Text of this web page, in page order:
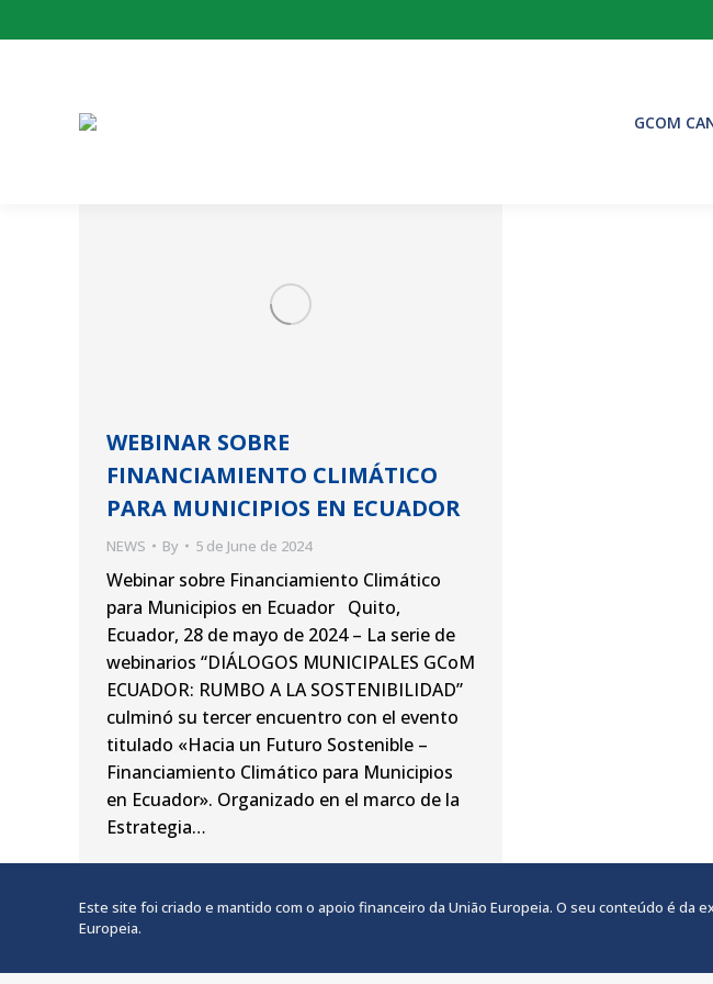
GCOM
WEBINAR SOBRE
FINANCIAMIENTO CLIMÁTICO
PARA MUNICIPIOS EN ECUADOR
NEWS By 5 de June de 2024
Webinar sobre Financiamiento Climático
para Municipios en Ecuador Quito,
Ecuador, 28 de mayo de 2024 – La serie de
webinarios “DIÁLOGOS MUNICIPALES GCoM
ECUADOR: RUMBO A LA SOSTENIBILIDAD”
culminó su tercer encuentro con el evento
titulado «Hacia un Futuro Sostenible –
Financiamiento Climático para Municipios
en Ecuador». Organizado en el marco de la
Estrategia…
Este site foi criado e mantido com o apoio financeiro da União Europeia. O seu conteúdo é
Europeia.